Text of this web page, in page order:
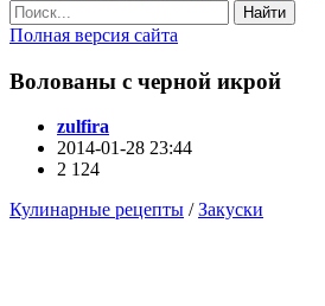
Найти
Полная версия сайта
Волованы с черной икрой
zulfira
2014-01-28 23:44
2 124
Кулинарные рецепты /Закуски